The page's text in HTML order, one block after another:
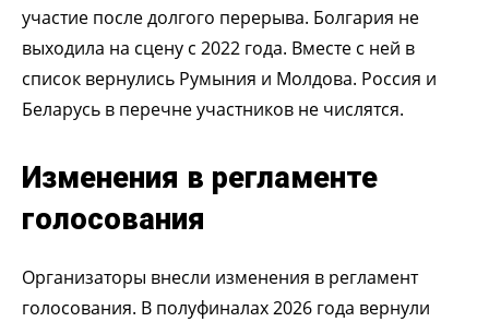
участие после долгого перерыва. Болгария не
выходила на сцену с 2022 года. Вместе с ней в
список вернулись Румыния и Молдова. Россия и
Беларусь в перечне участников не числятся.
Изменения в регламенте
голосования
Организаторы внесли изменения в регламент
голосования. В полуфиналах 2026 года вернули